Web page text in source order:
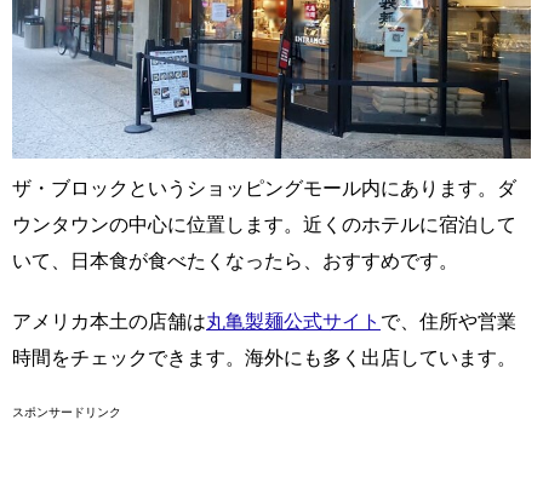
ザ・ブロックというショッピングモール内にあります。ダ
ウンタウンの中心に位置します。近くのホテルに宿泊して
いて、日本食が食べたくなったら、おすすめです。
アメリカ本土の店舗は丸亀製麺公式サイト で、住所や営業
時間をチェックできます。海外にも多く出店しています。
スポンサードリンク